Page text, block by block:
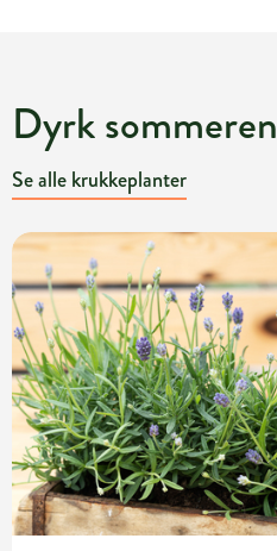
Dyrk sommeren
Se alle krukkeplanter